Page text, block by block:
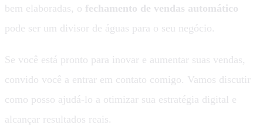
bem elaboradas, o fechamento de vendas automático
pode ser um divisor de águas para o seu negócio.
Se você está pronto para inovar e aumentar suas vendas,
convido você a entrar em contato comigo. Vamos discutir
como posso ajudá-lo a otimizar sua estratégia digital e
alcançar resultados reais.